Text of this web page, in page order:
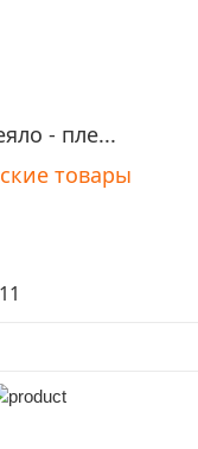
Просмотреть
- пле...
товары